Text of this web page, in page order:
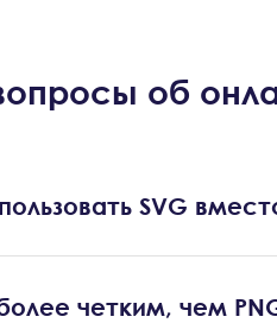
об
SVG
четким, чем